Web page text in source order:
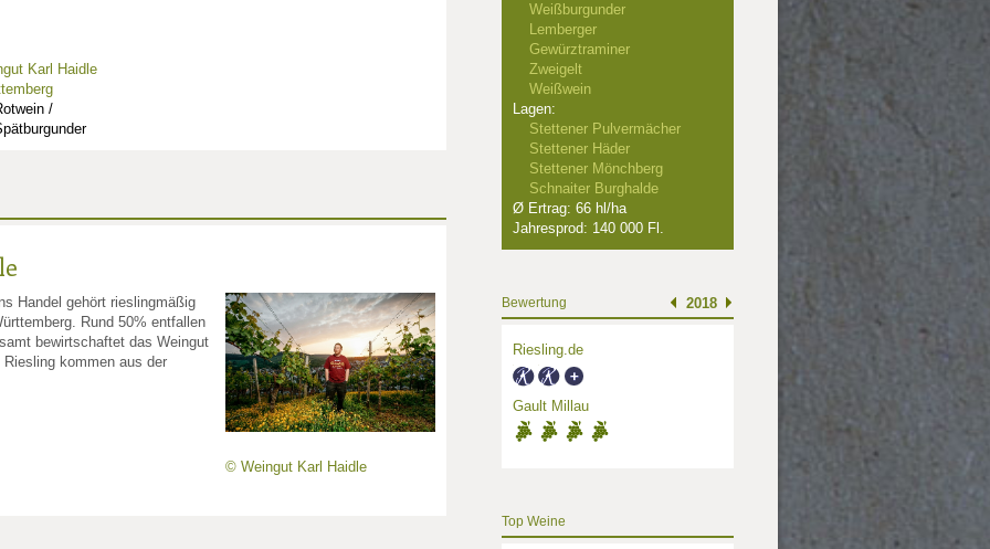
Karl Haidle
/
© Weingut Karl Haidle
Handel gehört rieslingmäßig
Rund 50% entfallen
bewirtschaftet das Weingut
kommen aus der
Weißburgunder
Lemberger
Gewürztraminer
Zweigelt
Weißwein
Lagen:
Stettener Pulvermächer
Stettener Häder
Stettener Mönchberg
Schnaiter Burghalde
Ø Ertrag: 66 hl/ha
Jahresprod: 140 000 Fl.
Bewertung 2018
Riesling.de
Gault Millau
Top Weine